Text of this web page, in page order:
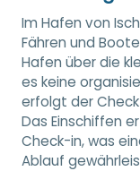
Im Hafen von
Fähren und
Hafen über die
es keine
erfolgt der
Das Einschiffen
Check-in, was
Ablauf